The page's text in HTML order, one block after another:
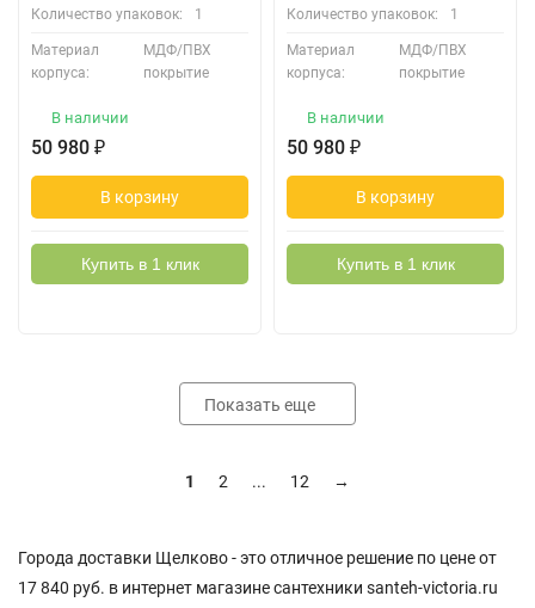
Количество упаковок: 1
Материал
корпуса:
МДФ/ПВХ
покрытие
В наличии
50 980 ₽
В корзину
Купить в 1 клик
Количество упаковок: 1
Материал
корпуса:
МДФ/ПВХ
покрытие
В наличии
50 980 ₽
В корзину
Купить в 1 клик
Показать еще
1 2 ... 12 →
Города доставки Щелково - это отличное решение по цене от
17 840 руб. в интернет магазине сантехники santeh-victoria.ru